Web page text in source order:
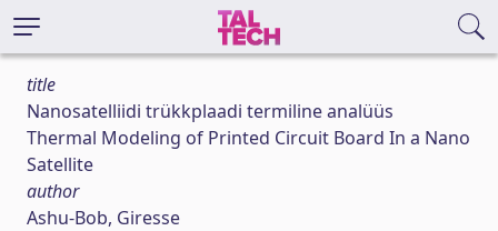
title
Nanosatelliidi trükkplaadi termiline analüüs
Thermal Modeling of Printed Circuit Board In a Nano
Satellite
author
Ashu-Bob, Giresse